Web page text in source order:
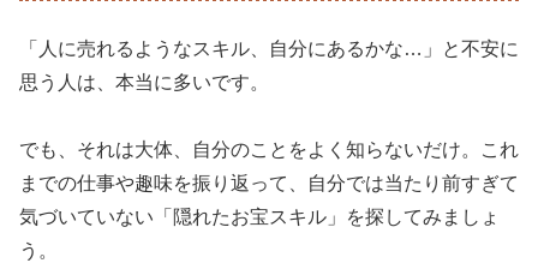
「人に売れるようなスキル、自分にあるかな…」と不安に
思う人は、本当に多いです。
でも、それは大体、自分のことをよく知らないだけ。これ
までの仕事や趣味を振り返って、自分では当たり前すぎて
気づいていない「隠れたお宝スキル」を探してみましょ
う。